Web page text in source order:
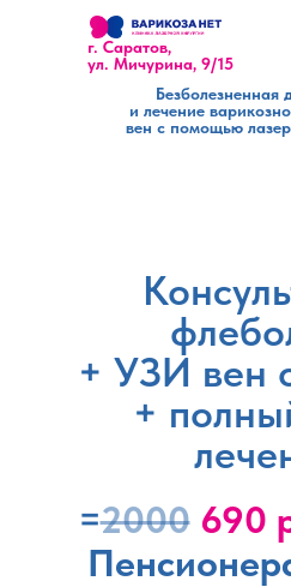
Безболезненная
и лечение
вен с помощью
г. Саратов,
ул. Мичурина, 9/15
+ УЗИ вен
+
=2000 690